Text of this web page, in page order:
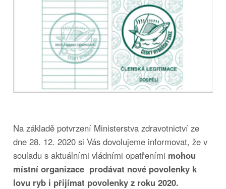
Na základě potvrzení Ministerstva zdravotnictví ze
dne 28. 12. 2020 si Vás dovolujeme informovat, že v
souladu s aktuálními vládními opatřeními mohou
místní organizace prodávat nové povolenky k
lovu ryb i přijímat povolenky z roku 2020.